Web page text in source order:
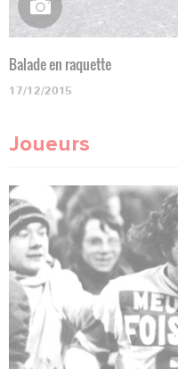
Balade en raquette
17/12/2015
Joueurs